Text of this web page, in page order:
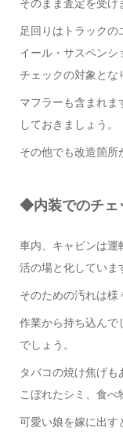
そのまま査定を受け
足回りはトラック
イール・サスペンシ
チェックの対象とな
マフラーも含まれま
しておきましょう。
その他でも改造箇所
◆内装でのチェ
車内、キャビンは運
活の場と化していま
そのための汚れは様
作業から持ち込んで
でしょう。
タバコの焼け焦げ
こぼれたシミ、食べ
可愛い娘を嫁に出す